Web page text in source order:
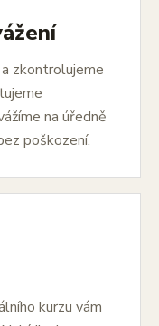
zkontrolujeme
na úředně
poškození.
kurzu vám